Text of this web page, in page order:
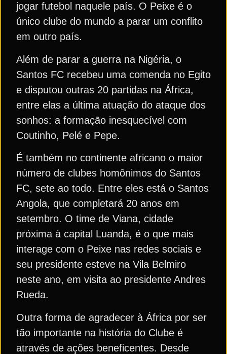
jogar futebol naquele país. O Peixe é o
único clube do mundo a parar um conflito
em outro país.
Além de parar a guerra na Nigéria, o
Santos FC recebeu uma comenda no Egito
e disputou outras 20 partidas na África,
entre elas a última atuação do ataque dos
sonhos: a formação inesquecível com
Coutinho, Pelé e Pepe.
É também no continente africano o maior
número de clubes homônimos do Santos
FC, sete ao todo. Entre eles está o Santos
Angola, que completará 20 anos em
setembro. O time de Viana, cidade
próxima à capital Luanda, é o que mais
interage com o Peixe nas redes sociais e
seu presidente esteve na Vila Belmiro
neste ano, em visita ao presidente Andres
Rueda.
Outra forma de agradecer à África por ser
tão importante na história do Clube é
através de ações beneficentes. Desde